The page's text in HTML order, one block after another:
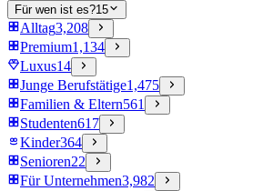
Für wen ist es?15
Alltag3,208
Premium1,134
Luxus14
Junge Berufstätige1,475
Familien & Eltern561
Studenten617
Kinder364
Senioren22
Für Unternehmen3,982